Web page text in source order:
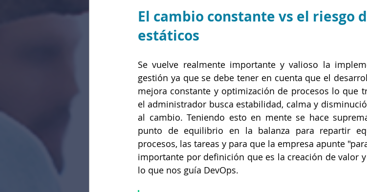
El cambio constante vs el riesgo
estáticos
Se vuelve realmente importante y valioso la
gestión ya que se debe tener en cuenta que el
mejora constante y optimización de procesos lo que
el administrador busca estabilidad, calma y
al cambio. Teniendo esto en mente se hace
punto de equilibrio en la balanza para repartir
procesos, las tareas y para que la empresa apunte
importante por definición que es la creación de valor
lo que nos guía DevOps.